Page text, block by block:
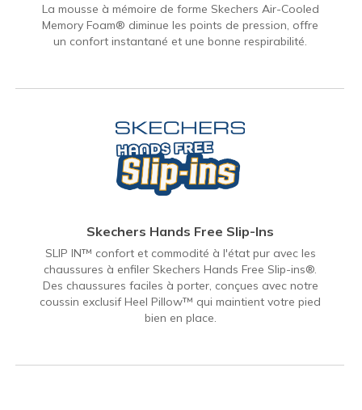
La mousse à mémoire de forme Skechers Air-Cooled
Memory Foam® diminue les points de pression, offre
un confort instantané et une bonne respirabilité.
Skechers Hands Free Slip-Ins
SLIP IN™ confort et commodité à l'état pur avec les
chaussures à enfiler Skechers Hands Free Slip-ins®.
Des chaussures faciles à porter, conçues avec notre
coussin exclusif Heel Pillow™ qui maintient votre pied
bien en place.